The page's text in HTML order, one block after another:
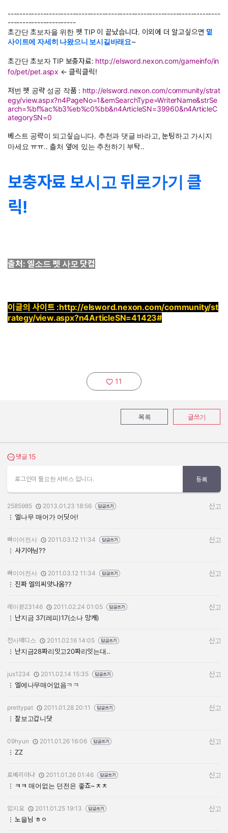
------------------------------------------------------------------------
-----------------------
초간단 초보자을 위한 펫 TIP 이 끝났습니다. 이외에 더 알고싶으면 밑
사이트에 자세히 나왔으니 보시길바래요~
초간단 초보자 TIP 보충자료: http://elsword.nexon.com/gameinfo/in
fo/pet/pet.aspx ← 클릭클릭!
저번 펫 공략 성공 작품 : http://elsword.nexon.com/community/strat
egy/view.aspx?n4PageNo=1&emSearchType=WriterName&strSe
arch=%bf%ac%b3%eb%c0%bb&n4ArticleSN=39960&n4ArticleC
ategorySN=0
베스트 공략이 되고싶습니다. 추천과 댓글 바라고, 눈팅하고 가시지
마세요 ㅠㅠ.. 출처 옆에 있는 추천하기 부탁..
보충자료 보시고 뒤로가기 클
릭!
출처: 엘소드 펫 사모 닷컴
이글의 사이트 :http://elsword.nexon.com/community/st
rategy/view.aspx?n4ArticleSN=41423#
추천하기:
11
목록 글쓰기
댓글 보기
댓글 15
로그인이 필요한 서비스 입니다. 등록
작성자:
2585985
작성일:
2013.01.23 18:56
신고
엘나무 매어가 어딧어!
작성자:
빠이어전사
작성일:
2011.03.12 11:34
신고
사기아님??
작성자:
빠이어전사
작성일:
2011.03.12 11:34
신고
진짜 엘의씨앗나옴??
작성자:
레이븐23146
작성일:
2011.02.24 01:05
신고
난지금 37(레피)17(소나 망캐)
작성자:
전사매디스
작성일:
2011.02.16 14:05
신고
난지금28짜리잇고20짜리잇는대..
작성자:
jus1234
작성일:
2011.02.14 15:35
신고
엘에나무매어없음ㅋㅋ
작성자:
prettypat
작성일:
2011.01.28 20:11
신고
잘보고갑니닷
작성자:
09hyun
작성일:
2011.01.26 16:06
신고
ZZ
작성자:
로베리아나
작성일:
2011.01.26 01:46
신고
ㅋㅋ 매어없는 던전은 좋죠~ㅊㅊ
작성자:
있지요
작성일:
2011.01.25 19:13
신고
노을님 ㅎㅇ